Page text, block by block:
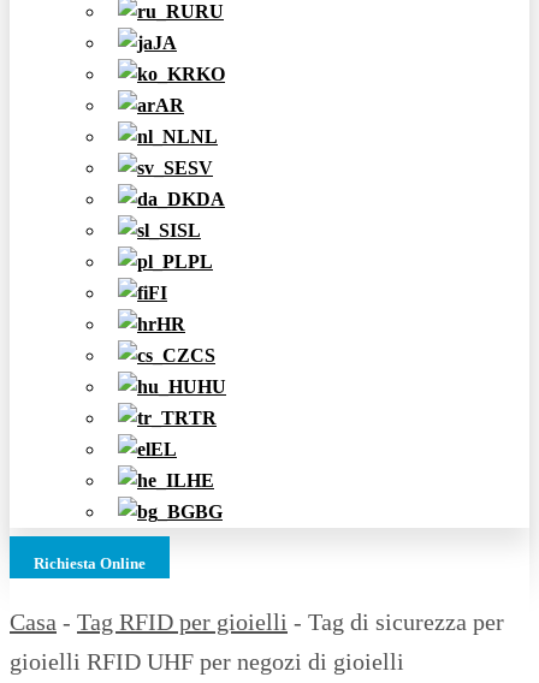
RU
JA
KO
AR
NL
SV
DA
SL
PL
FI
HR
CS
HU
TR
EL
HE
BG
Richiesta Online
Casa - Tag RFID per gioielli - Tag di sicurezza per
gioielli RFID UHF per negozi di gioielli